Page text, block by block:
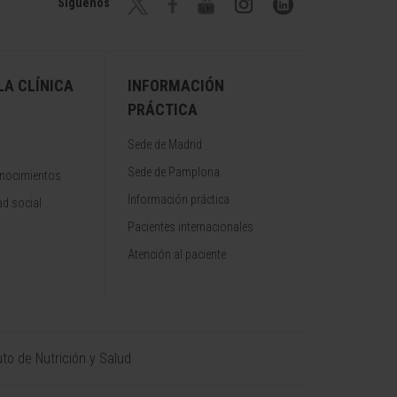
CLÍNICA
social
INFORMACIÓN
PRÁCTICA
Sede de Madrid
Sede de Pamplona
Información práctica
Pacientes internacionales
Atención al paciente
de Nutrición y Salud